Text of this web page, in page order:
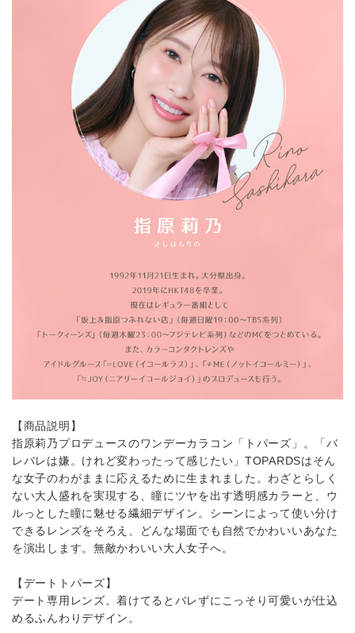
【商品説明】
指原莉乃プロデュースのワンデーカラコン「トパーズ」。「バ
レバレは嫌。けれど変わったって感じたい」TOPARDSはそん
な女子のわがままに応えるために生まれました。わざとらしく
ない大人盛れを実現する、瞳にツヤを出す透明感カラーと、ウ
ルっとした瞳に魅せる繊細デザイン。シーンによって使い分け
できるレンズをそろえ、どんな場面でも自然でかわいいあなた
を演出します。無敵かわいい大人女子へ。
【デートトパーズ】
デート専用レンズ。着けてるとバレずにこっそり可愛いが仕込
めるふんわりデザイン。